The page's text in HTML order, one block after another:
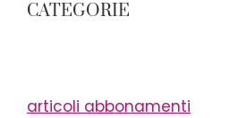
CATEGORIE
articoli abbonamenti